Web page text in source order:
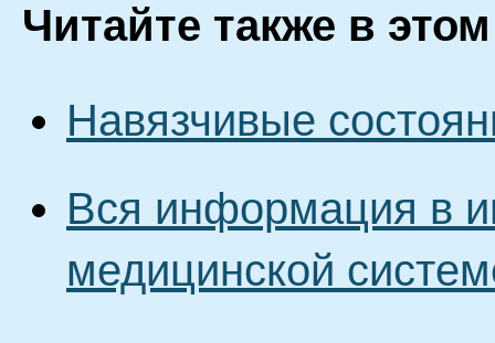
Читайте также в
Навязчивые
Вся информация в
медицинской